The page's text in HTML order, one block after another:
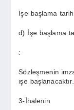
İşe başlama
d) İşe başlama
:
Sözleşmenin
işe başlanacaktır.
3-İhalenin